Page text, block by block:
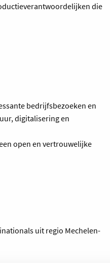
die
bedrijfsbezoeken en
digitalisering en
open en vertrouwelijke
uit regio Mechelen-